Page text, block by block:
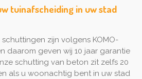
tuinafscheiding in uw stad
zijn volgens KOMO-
daarom geven wij 10 jaar garantie
schutting van beton zit zelfs 20
als u woonachtig bent in uw stad